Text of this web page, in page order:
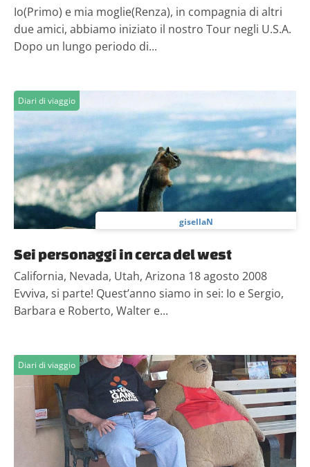
Io(Primo) e mia moglie(Renza), in compagnia di altri
due amici, abbiamo iniziato il nostro Tour negli U.S.A.
Dopo un lungo periodo di...
Diari di viaggio
gisellaN
Sei personaggi in cerca del west
California, Nevada, Utah, Arizona 18 agosto 2008
Evviva, si parte! Quest’anno siamo in sei: Io e Sergio,
Barbara e Roberto, Walter e...
Diari di viaggio